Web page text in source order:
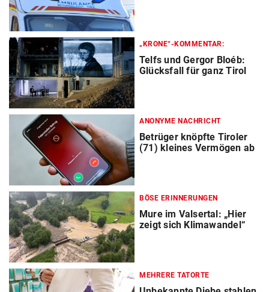
„KRONE“-KOMMENTAR:
Telfs und Gergor Bloéb:
Glücksfall für ganz Tirol
ANONYME NACHRICHT
Betrüger knöpfte Tiroler
(71) kleines Vermögen ab
BÖSE ERINNERUNGEN
Mure im Valsertal: „Hier
zeigt sich Klimawandel“
MEHRERE TATORTE